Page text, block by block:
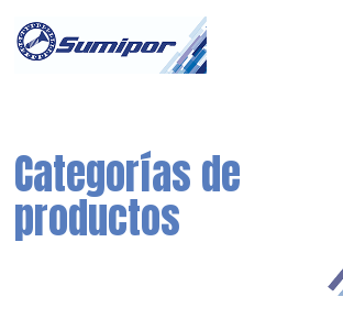
Categorías de
productos